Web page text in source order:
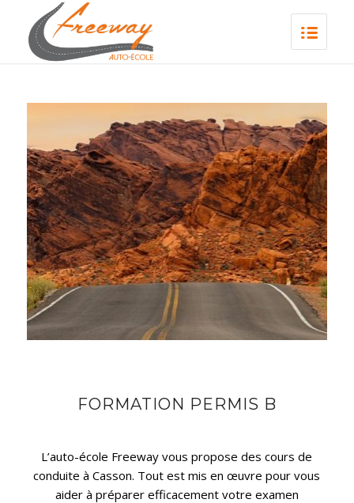
FORMATION PERMIS B
L’auto-école Freeway vous propose des cours de
conduite à Casson. Tout est mis en œuvre pour vous
aider à préparer efficacement votre examen